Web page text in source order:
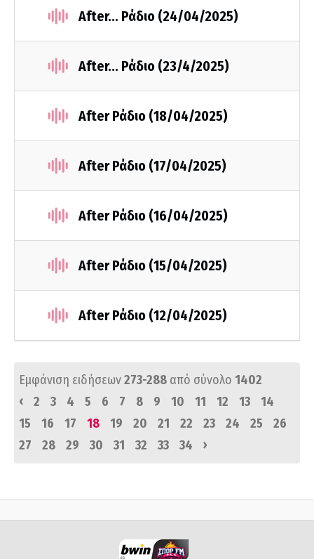
After... Ράδιο (24/04/2025)
After... Ράδιο (23/4/2025)
After Ράδιο (18/04/2025)
After Ράδιο (17/04/2025)
After Ράδιο (16/04/2025)
After Ράδιο (15/04/2025)
After Ράδιο (12/04/2025)
Εμφάνιση ειδήσεων273-288 από σύνολο 1402
‹
2 3 4 5 6 7 8 9 10 11 12 13
14
15
16 17 18 19 20 21 22 23 24 25
26
27
28 29 30 31 32 33 34 ›